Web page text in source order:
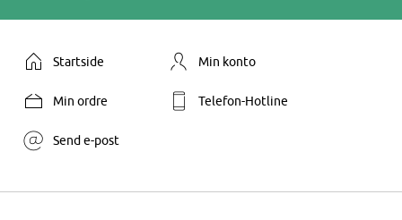
Startside Min konto
Min ordre Telefon-Hotline
Send e-post